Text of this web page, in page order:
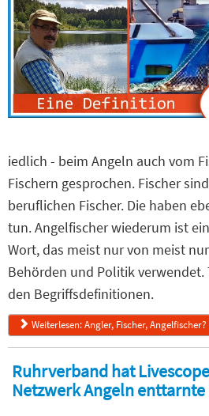
iedlich - beim Angeln auch vom
Fischern gesprochen. Fischer
beruflichen Fischer. Die haben
tun. Angelfischer wiederum ist
Wort, das meist nur von meist
Behörden und Politik
den Begriffsdefinitionen.
Weiterlesen: Angler, Fischer,
Ruhrverband hat
Netzwerk Angeln enttarnte